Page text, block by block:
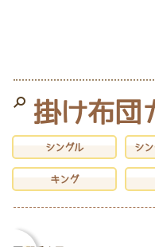
掛け布団
シングル シ
キング